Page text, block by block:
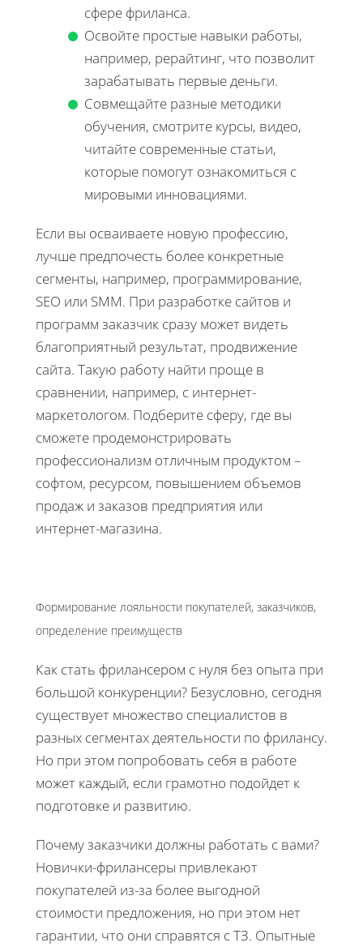
сфере фриланса.
Освойте простые навыки работы,
например, рерайтинг, что позволит
зарабатывать первые деньги.
Совмещайте разные методики
обучения, смотрите курсы, видео,
читайте современные статьи,
которые помогут ознакомиться с
мировыми инновациями.
Если вы осваиваете новую профессию,
лучше предпочесть более конкретные
сегменты, например, программирование,
SEO или SMM. При разработке сайтов и
программ заказчик сразу может видеть
благоприятный результат, продвижение
сайта. Такую работу найти проще в
сравнении, например, с интернет-
маркетологом. Подберите сферу, где вы
сможете продемонстрировать
профессионализм отличным продуктом –
софтом, ресурсом, повышением объемов
продаж и заказов предприятия или
интернет-магазина.
Формирование лояльности покупателей, заказчиков,
определение преимуществ
Как стать фрилансером с нуля без опыта при
большой конкуренции? Безусловно, сегодня
существует множество специалистов в
разных сегментах деятельности по фрилансу.
Но при этом попробовать себя в работе
может каждый, если грамотно подойдет к
подготовке и развитию.
Почему заказчики должны работать с вами?
Новички-фрилансеры привлекают
покупателей из-за более выгодной
стоимости предложения, но при этом нет
гарантии, что они справятся с ТЗ. Опытные